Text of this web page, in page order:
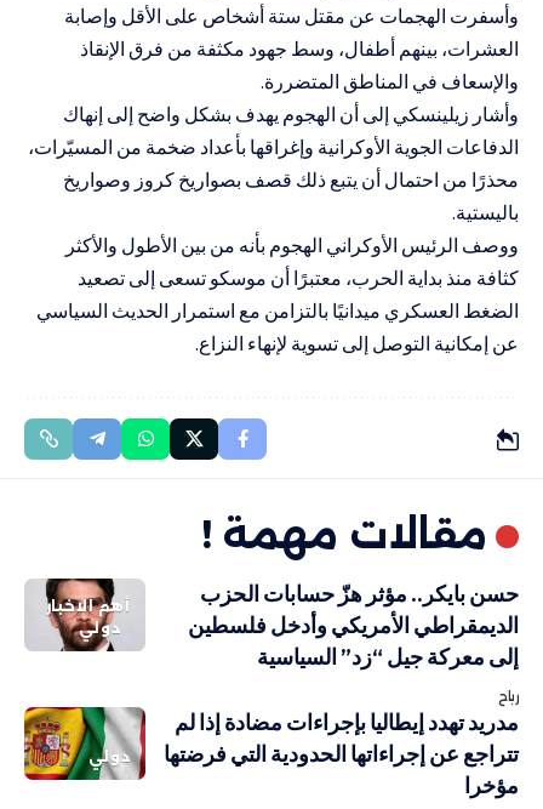
وأسفرت الهجمات عن مقتل ستة أشخاص على الأقل وإصابة
العشرات، بينهم أطفال، وسط جهود مكثفة من فرق الإنقاذ
والإسعاف في المناطق المتضررة.
وأشار زيلينسكي إلى أن الهجوم يهدف بشكل واضح إلى إنهاك
الدفاعات الجوية الأوكرانية وإغراقها بأعداد ضخمة من المسيّرات،
محذرًا من احتمال أن يتبع ذلك قصف بصواريخ كروز وصواريخ
باليستية.
ووصف الرئيس الأوكراني الهجوم بأنه من بين الأطول والأكثر
كثافة منذ بداية الحرب، معتبرًا أن موسكو تسعى إلى تصعيد
الضغط العسكري ميدانيًا بالتزامن مع استمرار الحديث السياسي
عن إمكانية التوصل إلى تسوية لإنهاء النزاع.
مقالات مهمة !
أهم الاخبار
دولي
حسن بايكر.. مؤثر هزّ حسابات الحزب
الديمقراطي الأمريكي وأدخل فلسطين
إلى معركة جيل “زد” السياسية
رباح
دولي
مدريد تهدد إيطاليا بإجراءات مضادة إذا لم
تتراجع عن إجراءاتها الحدودية التي فرضتها
مؤخرا